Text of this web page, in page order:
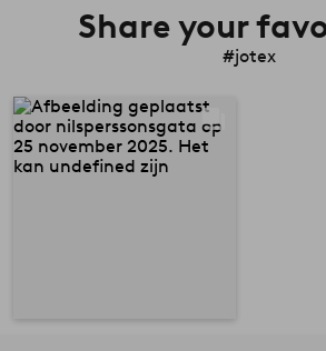
Share your
#jotex